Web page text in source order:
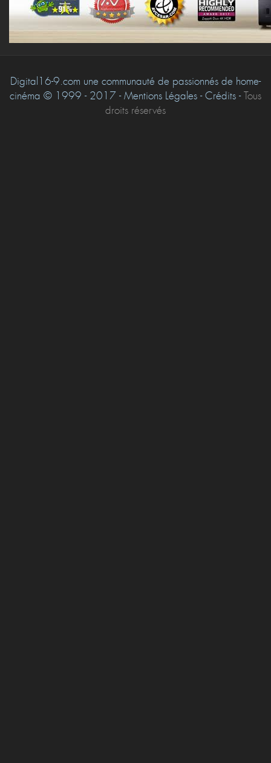
Digital16-9.com une communauté de passionnés de home-
cinéma © 1999 - 2017 - Mentions Légales - Crédits -Tous
droits réservés